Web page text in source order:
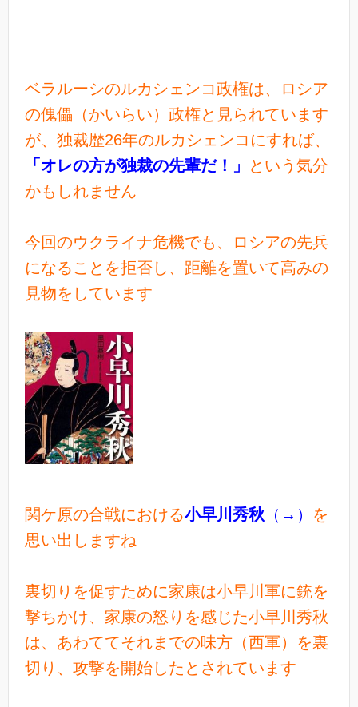
ベラルーシのルカシェンコ政権は、ロシア
の傀儡（かいらい）政権と見られています
が、独裁歴26年のルカシェンコにすれば、
「オレの方が独裁の先輩だ！」
という気分
かもしれません
今回のウクライナ危機でも、ロシアの先兵
になることを拒否し、距離を置いて高みの
見物をしています
関ケ原の合戦における小早川秀秋 （→） を
思い出しますね
裏切りを促すために家康は小早川軍に銃を
撃ちかけ、家康の怒りを感じた小早川秀秋
は、あわててそれまでの味方（西軍）を裏
切り、攻撃を開始したとされています